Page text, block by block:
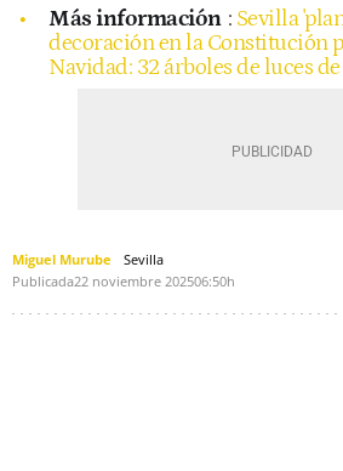
Más información : Sevilla
decoración en la Constitución
Navidad: 32 árboles de luces
Miguel Murube
Sevilla
Publicada22 noviembre 202506:50h